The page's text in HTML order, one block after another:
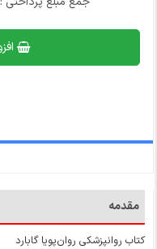
افزودن به سبد خرید
مقدمه
کتاب روانپزشکی روان‌پویا گابارد